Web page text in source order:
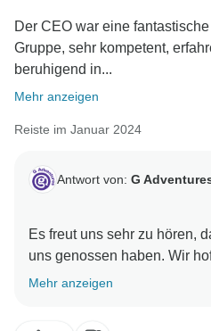
Der CEO war eine
Gruppe, sehr kompetent,
beruhigend in...
Mehr anzeigen
Reiste im Januar 2024
Antwort von: G
Es freut uns sehr zu hören,
uns genossen haben. Wir
Mehr anzeigen